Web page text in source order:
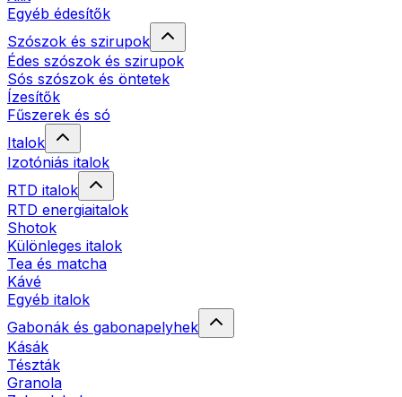
Egyéb édesítők
Szószok és szirupok
Édes szószok és szirupok
Sós szószok és öntetek
Ízesítők
Fűszerek és só
Italok
Izotóniás italok
RTD italok
RTD energiaitalok
Shotok
Különleges italok
Tea és matcha
Kávé
Egyéb italok
Gabonák és gabonapelyhek
Kásák
Tészták
Granola